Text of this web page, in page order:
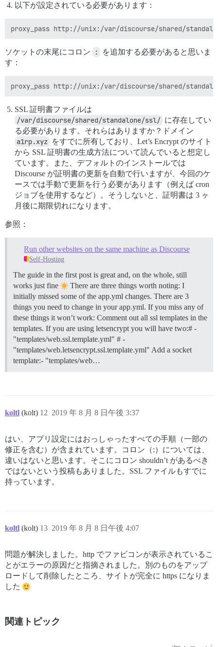
以下が設定されている必要があります：
ソケットの末尾にコロン :
を追加する必要があると思いま
す：
SSL 証明書ファイルは
/var/discourse/shared/standalone/ssl/ に存在してい
る必要があります。それらはありますか？ドメイン
a1rp.xyz をすでに所有しており、Let’s Encrypt のサイト
から SSL 証明書の生成方法について読んでいると想定し
ています。また、デフォルトのインストールでは
Discourse が証明書の更新を自動で行いますが、今回のケ
ースでは手動で更新を行う必要があります（例えば cron
ジョブを使用するなど）。そうしないと、証明書は 3 ヶ
月後に期限切れになります。
参照：
Run other websites on the same machine as Discourse
Self-Hosting
The guide in the first post is great and, on the whole, still
works just fine
There are three things worth noting: I
initially missed some of the app.yml changes. There are 3
things you need to change in your app.yml. If you miss any of
these things it won’t work: Comment out all ssl templates in the
templates. If you are using letsencrypt you will have two:# -
"templates/web.ssl.template.yml" # -
"templates/web.letsencrypt.ssl.template.yml" Add a socket
template:- "templates/web…
koltl (kolt) 2019 年 8 月 8 日午後 3:37
12
はい、アプリ設定にはおっしゃったすべての手順（一部の
修正を含む）が含まれています。コロン（:）については、
違いはないと思います。そこにコロン shouldn’t があるべき
ではないという投稿もありました。SSL ファイルもすでに
持っています。
koltl (kolt) 2019 年 8 月 8 日午後 4:07
13
問題が解決しました。http でファビコンが表示されているこ
とがエラーの原因だと指摘されました。別のものをアップ
ロードして削除したところ、サイトが完全に https になりま
した
関連トピック